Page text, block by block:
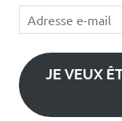
Adresse
e-
mail
JE VEUX